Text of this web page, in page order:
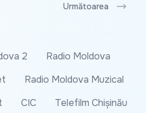
Următoarea
2
Radio Moldova
Radio Moldova Muzical
CIC
Telefilm Chișinău